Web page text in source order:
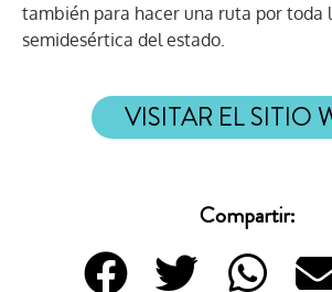
también para hacer una ruta por toda
semidesértica del estado.
VISITAR EL SITIO
Compartir: